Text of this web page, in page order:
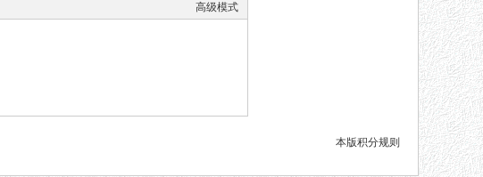
高级模式
本版积分规则